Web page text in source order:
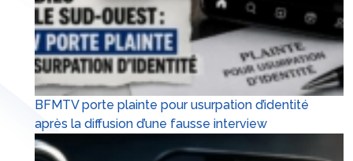
BFMTV porte plainte pour usurpation d’identité
après la diffusion d’une fausse interview